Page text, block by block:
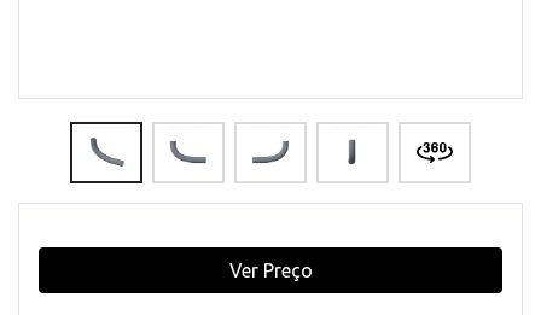
Ver Preço